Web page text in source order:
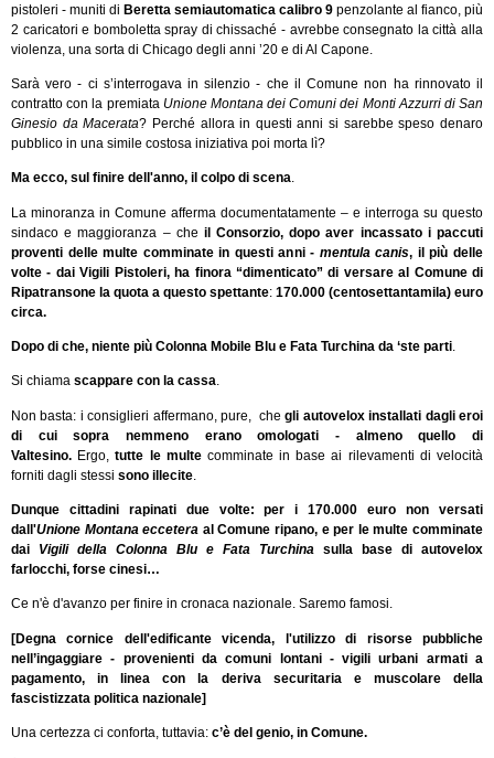
pistoleri - muniti di Beretta semiautomatica calibro 9 penzolante al fianco, più
2 caricatori e bomboletta spray di chissaché - avrebbe consegnato la città alla
violenza, una sorta di Chicago degli anni ’20 e di Al Capone.
Sarà vero - ci s’interrogava in silenzio - che il Comune non ha rinnovato il
contratto con la premiata Unione Montana dei Comuni dei Monti Azzurri di San
Ginesio da Macerata? Perché allora in questi anni si sarebbe speso denaro
pubblico in una simile costosa iniziativa poi morta lì?
Ma ecco, sul finire dell'anno, il colpo di scena.
La minoranza in Comune afferma documentatamente – e interroga su questo
sindaco e maggioranza – che il Consorzio, dopo aver incassato i paccuti
proventi delle multe comminate in questi anni - mentula canis, il più delle
volte - dai Vigili Pistoleri, ha finora “dimenticato” di versare al Comune di
Ripatransone la quota a questo spettante: 170.000 (centosettantamila) euro
circa.
Dopo di che, niente più Colonna Mobile Blu e Fata Turchina da ‘ste parti.
Si chiama scappare con la cassa.
Non basta: i consiglieri affermano, pure, che gli autovelox installati dagli eroi
di cui sopra nemmeno erano omologati
- almeno quello di
Valtesino. Ergo, tutte le multe comminate in base ai rilevamenti di velocità
forniti dagli stessi sono illecite
Dunque cittadini rapinati due volte: per i 170.000 euro non versati
dall'Unione Montana eccetera al Comune ripano, e per le multe comminate
dai
Vigili della Colonna Blu e Fata Turchina sulla base di autovelox
farlocchi, forse cinesi…
Ce n'è d'avanzo per finire in cronaca nazionale. Saremo famosi.
[Degna cornice dell'edificante vicenda, l'utilizzo di risorse pubbliche
nell’ingaggiare - provenienti da comuni lontani - vigili urbani armati a
pagamento, in linea con la deriva securitaria e muscolare della
fascistizzata politica nazionale]
Una certezza ci conforta, tuttavia: c’è del genio, in Comune.